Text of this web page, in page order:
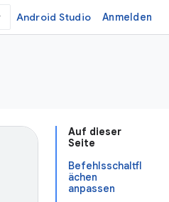
Android Studio Anmelden
Auf dieser
Seite
Befehlsschaltfl
ächen
anpassen